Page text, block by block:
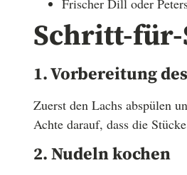
Frischer Dill oder
Schritt-für-
1. Vorbereitung
Zuerst den Lachs abspülen
Achte darauf, dass die
2. Nudeln kochen